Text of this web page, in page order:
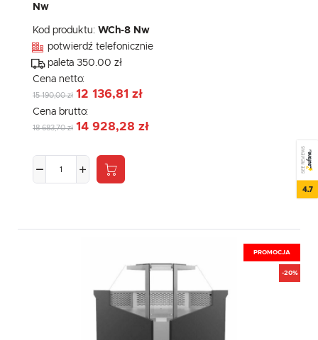
Nw
Kod produktu: WCh-8 Nw
potwierdź telefonicznie
paleta 350.00 zł
Cena netto:
15 190,00 zł 12 136,81 zł
Cena brutto:
18 683,70 zł 14 928,28 zł
PROMOCJA
-20%
SEE REVIEWS
4.7